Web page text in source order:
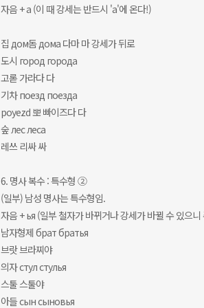
자음 + а (이 때 강세는 반드시 'а'에 온다!)
집 дом돔 дома 다마 마 강세가 뒤로
도시 город города
고롣 가라다 다
기차 поезд поезда
poyezd 뽀 빠이즈다 다
숲 лес леса
레쓰 리싸 싸
6. 명사 복수 : 특수형 ②
(일부) 남성 명사는 특수형임.
자음 + ья (일부 철자가 바뀌거나 강세가 바뀔 수 있으니
남자형제 брат братья
브랏 브라찌야
의자 стул стулья
스툴 스툴야
아들 сын сыновья